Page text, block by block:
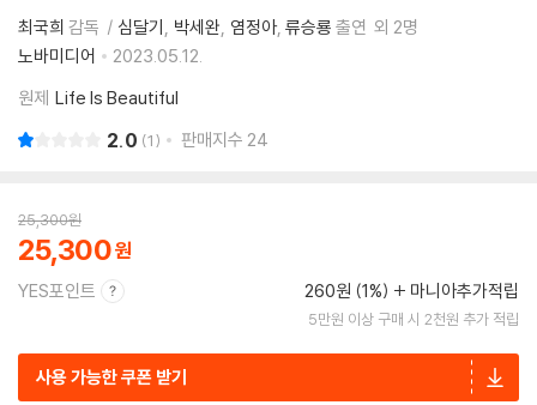
최국희 감독 심달기 박세완 염정아 류승룡 출연 외 2명
노바미디어
2023.05.12.
원제 Life Is Beautiful
2.0 1 판매지수 24
25,300원
25,300
YES포인트 260원 (1%) 마니아추가적립
5만원 이상 구매 시 2천원 추가 적립
사용 가능한 쿠폰 받기